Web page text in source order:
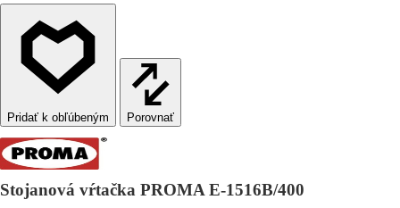
Porovnať
Stojanová vŕtačka PROMA E-1516B/400